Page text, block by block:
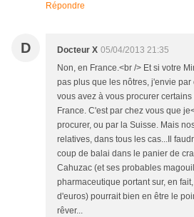
Répondre
D Docteur X 05/04/2013 21:35
Non, en France.<br /> Et si votre
pas plus que les nôtres, j'envie
vous avez à vous procurer
France. C'est par chez vous que
procurer, ou par la Suisse. Mais
relatives, dans tous les cas...Il
coup de balai dans le panier de
Cahuzac (et ses probables
pharmaceutique portant sur, en
d'euros) pourrait bien en être le
rêver...